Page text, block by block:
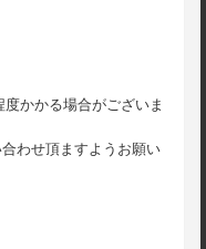
かかる場合がございま
わせ頂ますようお願い